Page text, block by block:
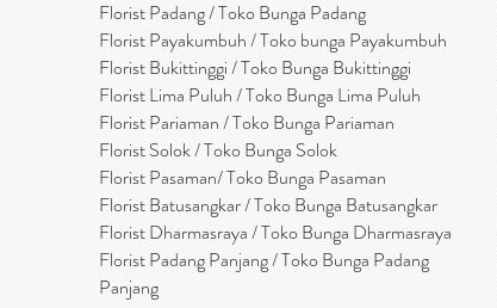
Florist Padang / Toko Bunga Padang
Florist Payakumbuh / Toko bunga Payakumbuh
Florist Bukittinggi / Toko Bunga Bukittinggi
Florist Lima Puluh / Toko Bunga Lima Puluh
Florist Pariaman / Toko Bunga Pariaman
Florist Solok / Toko Bunga Solok
Florist Pasaman/ Toko Bunga Pasaman
Florist Batusangkar / Toko Bunga Batusangkar
Florist Dharmasraya / Toko Bunga Dharmasraya
Florist Padang Panjang / Toko Bunga Padang
Panjang